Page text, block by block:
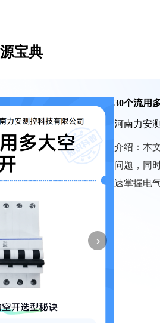
宝典
›
30个流用
河南力安
介绍： 本
问题，同
速掌握电